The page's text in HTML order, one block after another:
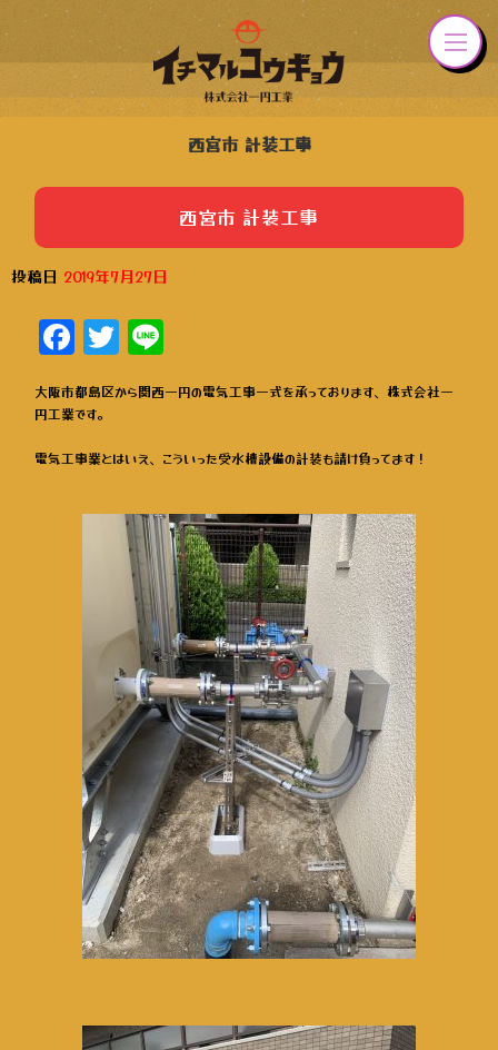
西宮市 計装工事
西宮市 計装工事
投稿日 2019年7月27日
Facebook
Twitter
大阪市都島区から関西一円の電気工事一式を承っております、株式会社一
円工業です。
電気工事業とはいえ、こういった受水槽設備の計装も請け負ってます！